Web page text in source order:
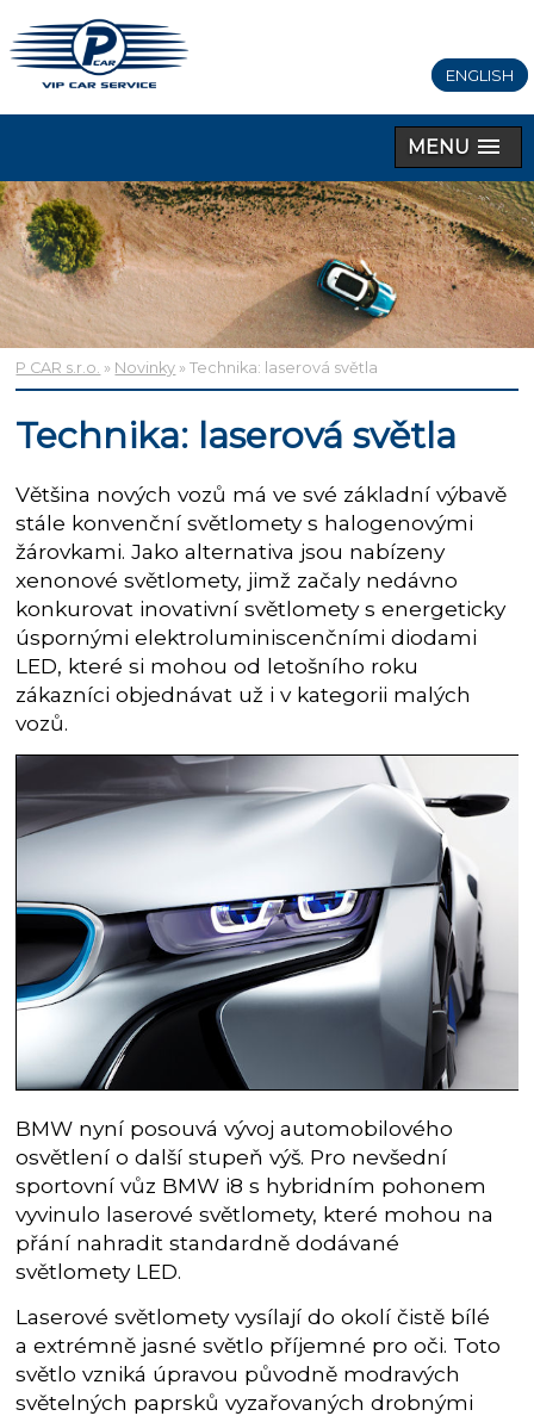
ENGLISH
MENU
P CAR s.r.o. » Novinky » Technika: laserová světla
Technika: laserová světla
Většina nových vozů má ve své základní výbavě
stále konvenční světlomety s halogenovými
žárovkami. Jako alternativa jsou nabízeny
xenonové světlomety, jimž začaly nedávno
konkurovat inovativní světlomety s energeticky
úspornými elektroluminiscenčními diodami
LED, které si mohou od letošního roku
zákazníci objednávat už i v kategorii malých
vozů.
BMW nyní posouvá vývoj automobilového
osvětlení o další stupeň výš. Pro nevšední
sportovní vůz BMW i8 s hybridním pohonem
vyvinulo laserové světlomety, které mohou na
přání nahradit standardně dodávané
světlomety LED.
Laserové světlomety vysílají do okolí čistě bílé
a extrémně jasné světlo příjemné pro oči. Toto
světlo vzniká úpravou původně modravých
světelných paprsků vyzařovaných drobnými